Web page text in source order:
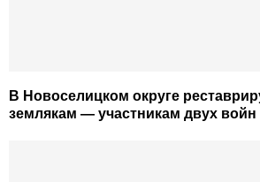
В Новоселицком округе
землякам — участникам двух войн